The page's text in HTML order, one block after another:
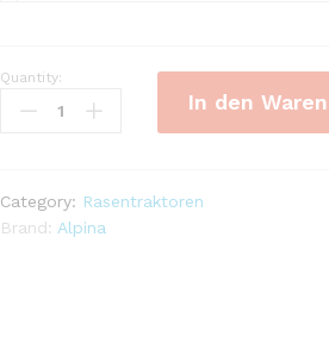
Alpina
Rasentraktor
-
Modell
Quantity:
In den
Category: Rasentraktoren
Brand: Alpina